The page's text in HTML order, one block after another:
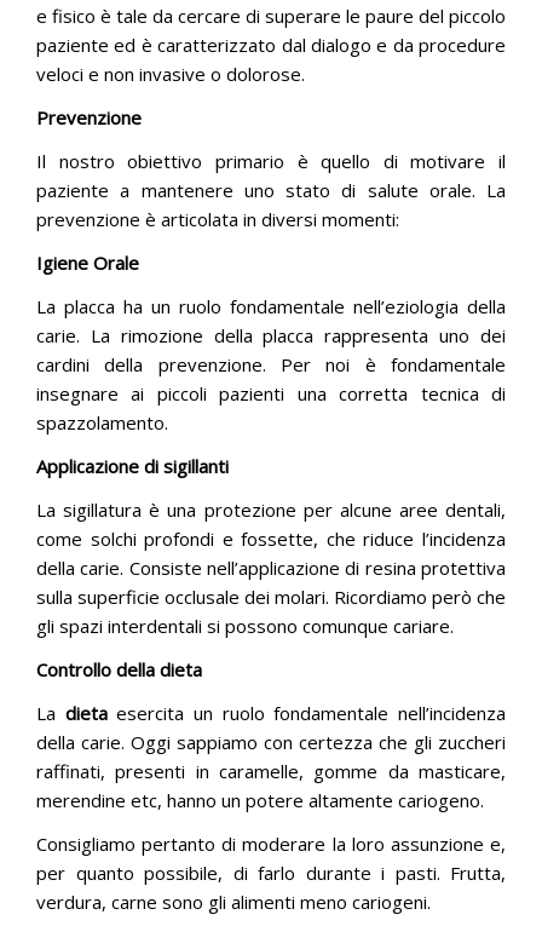
e fisico è tale da cercare di superare le paure del piccolo
paziente ed è caratterizzato dal dialogo e da procedure
veloci e non invasive o dolorose.
Prevenzione
Il nostro obiettivo primario è quello di motivare il
paziente a mantenere uno stato di salute orale. La
prevenzione è articolata in diversi momenti:
Igiene Orale
La placca ha un ruolo fondamentale nell’eziologia della
carie. La rimozione della placca rappresenta uno dei
cardini della prevenzione. Per noi è fondamentale
insegnare ai piccoli pazienti una corretta tecnica di
spazzolamento.
Applicazione di sigillanti
La sigillatura è una protezione per alcune aree dentali,
come solchi profondi e fossette, che riduce l’incidenza
della carie. Consiste nell’applicazione di resina protettiva
sulla superficie occlusale dei molari. Ricordiamo però che
gli spazi interdentali si possono comunque cariare.
Controllo della dieta
La dietaesercita un ruolo fondamentale nell’incidenza
della carie. Oggi sappiamo con certezza che gli zuccheri
raffinati, presenti in caramelle, gomme da masticare,
merendine etc, hanno un potere altamente cariogeno.
Consigliamo pertanto di moderare la loro assunzione e,
per quanto possibile, di farlo durante i pasti. Frutta,
verdura, carne sono gli alimenti meno cariogeni.